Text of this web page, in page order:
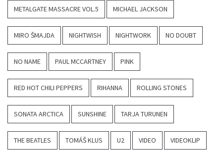
METALGATE MASSACRE VOL.5 MICHAEL JACKSON
MIRO ŠMAJDA NIGHTWISH NIGHTWORK NO DOUBT
NO NAME PAUL MCCARTNEY PINK
RED HOT CHILI PEPPERS RIHANNA ROLLING STONES
SONATA ARCTICA SUNSHINE TARJA TURUNEN
THE BEATLES TOMÁŠ KLUS U2 VIDEO VIDEOKLIP